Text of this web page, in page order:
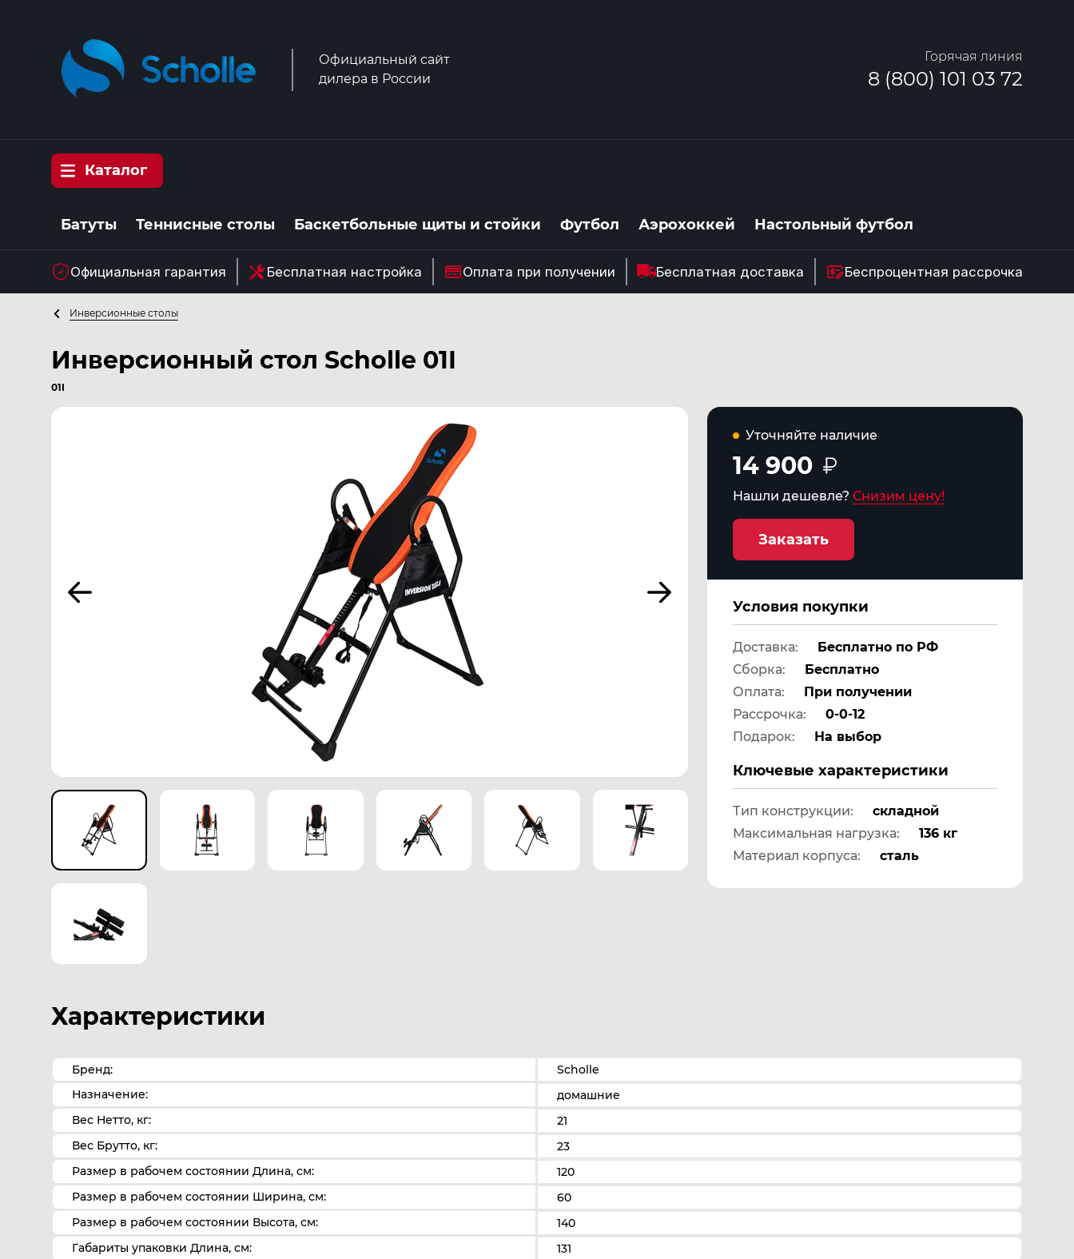
Официальный сайт
дилера в России
Горячая линия
8 (800) 101 03 72
Каталог
Батуты Теннисные столы Баскетбольные щиты и стойки Футбол Аэрохоккей Настольный футбол
Официальная гарантия Бесплатная настройка Оплата при получении Бесплатная доставка Беспроцентная рассрочка
Инверсионные столы
Инверсионный стол Scholle 01I
01I
Уточняйте наличие
14 900
Нашли дешевле? Снизим цену!
Заказать
Условия покупки
Доставка:
Бесплатно по РФ
Сборка:
Бесплатно
Оплата:
При получении
Рассрочка:
0-0-12
Подарок:
На выбор
Ключевые характеристики
Тип конструкции:
складной
Максимальная нагрузка:
136 кг
Материал корпуса:
сталь
Характеристики
Бренд:
Scholle
Назначение:
домашние
Вес Нетто, кг:
21
Вес Брутто, кг:
23
Размер в рабочем состоянии Длина, см:
120
Размер в рабочем состоянии Ширина, см:
60
Размер в рабочем состоянии Высота, см:
140
Габариты упаковки Длина, см:
131